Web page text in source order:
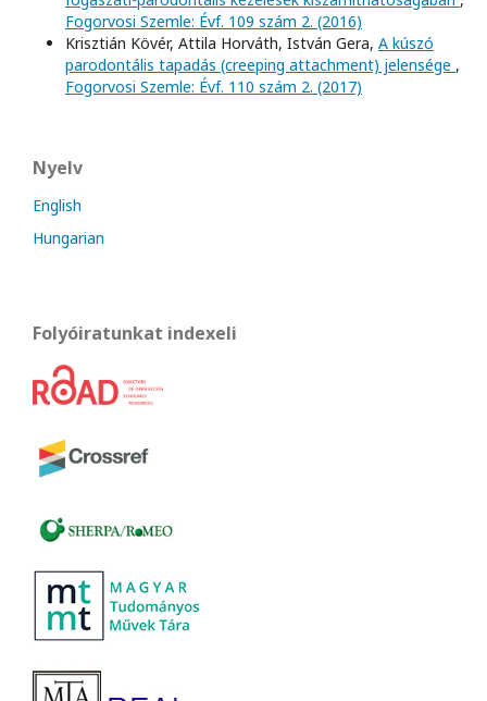
Fogorvosi Szemle: Évf. 109 szám 2. (2016)
Krisztián Kövér, Attila Horváth, István Gera, A kúszó
parodontális tapadás (creeping attachment) jelensége ,
Fogorvosi Szemle: Évf. 110 szám 2. (2017)
Nyelv
English
Hungarian
Folyóiratunkat indexeli